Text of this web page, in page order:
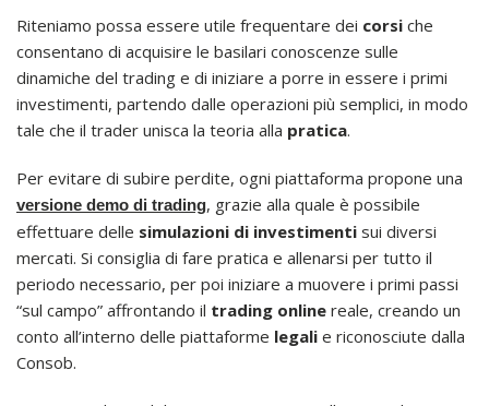
Riteniamo possa essere utile frequentare dei corsi che
consentano di acquisire le basilari conoscenze sulle
dinamiche del trading e di iniziare a porre in essere i primi
investimenti, partendo dalle operazioni più semplici, in modo
tale che il trader unisca la teoria alla pratica.
Per evitare di subire perdite, ogni piattaforma propone una
versione demo di trading, grazie alla quale è possibile
effettuare delle simulazioni di investimenti sui diversi
mercati. Si consiglia di fare pratica e allenarsi per tutto il
periodo necessario, per poi iniziare a muovere i primi passi
“sul campo” affrontando il trading online reale, creando un
conto all’interno delle piattaforme legali e riconosciute dalla
Consob.